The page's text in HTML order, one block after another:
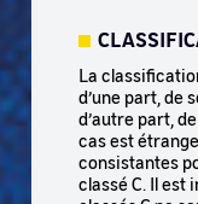
La
d’une part, de
d’autre part,
cas est
consistantes
classé C. Il est